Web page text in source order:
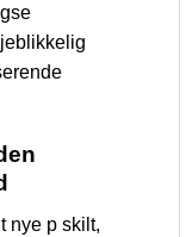
nye p skilt,